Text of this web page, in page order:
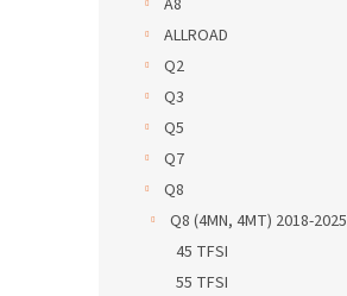
A8
ALLROAD
Q2
Q3
Q5
Q7
Q8
Q8 (4MN, 4MT) 2018-2025
45 TFSI
55 TFSI